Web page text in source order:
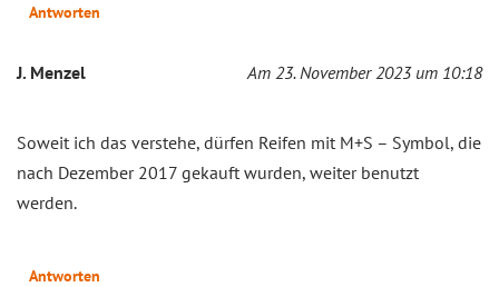
Antworten
J. Menzel Am 23. November 2023 um 10:18
Soweit ich das verstehe, dürfen Reifen mit M+S – Symbol, die
nach Dezember 2017 gekauft wurden, weiter benutzt
werden.
Antworten